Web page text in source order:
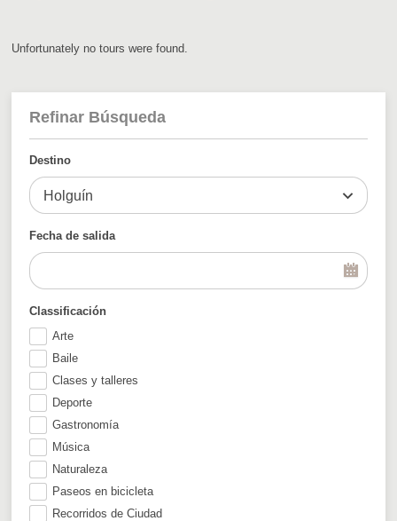
Refinar Búsqueda
Destino
Holguín
Classificación
Arte
Baile
Clases y talleres
Deporte
Gastronomía
Música
Naturaleza
Paseos en bicicleta
Recorridos de Ciudad
Fecha de salida
Unfortunately no tours were found.